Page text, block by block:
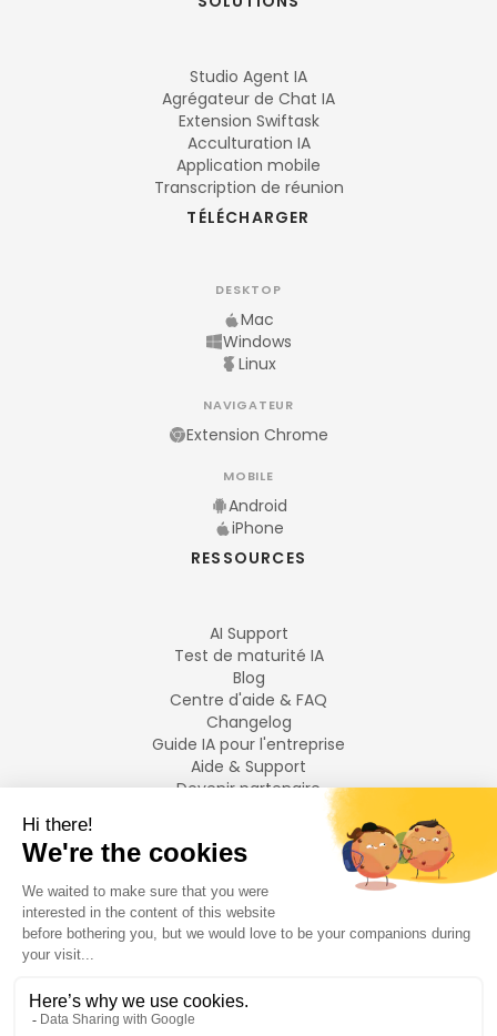
Studio Agent IA
Agrégateur de Chat IA
Extension Swiftask
Acculturation IA
Application mobile
Transcription de réunion
TÉLÉCHARGER
DESKTOP
Mac
Windows
Linux
NAVIGATEUR
Extension Chrome
MOBILE
Android
iPhone
RESSOURCES
AI Support
Test de maturité IA
Blog
Centre d'aide & FAQ
Changelog
Guide IA pour l'entreprise
Aide & Support
Devenir partenaire
LANGUES
Français
English